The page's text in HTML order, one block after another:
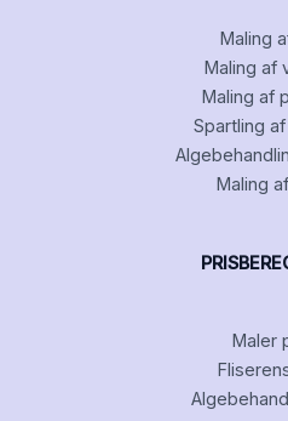
Maling
Maling af
Maling af
Spartling
Maling
Maler